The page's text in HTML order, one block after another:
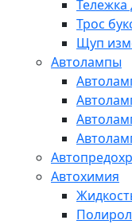
Трос
Щуп
Автолампы
Автохимия